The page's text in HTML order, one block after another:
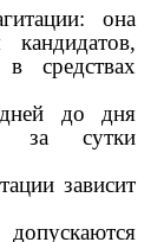
она
средствах
до дня
за сутки
зависит